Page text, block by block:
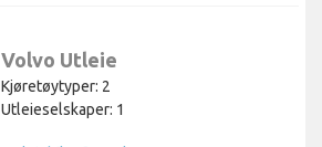
Volvo Utleie
Kjøretøytyper: 2
Utleieselskaper: 1